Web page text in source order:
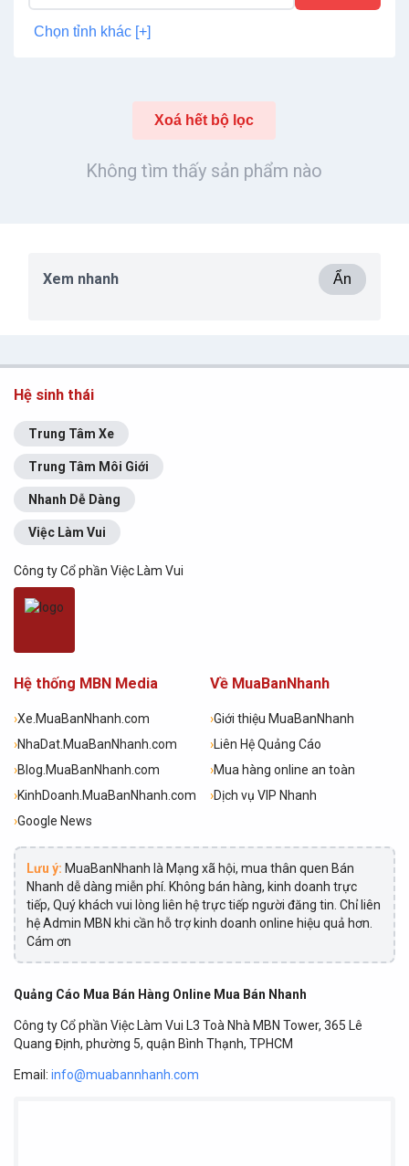
Chọn tỉnh khác [+]
Xoá hết bộ lọc
Không tìm thấy sản phẩm nào
Xem nhanh Ẩn
Hệ sinh thái
Trung Tâm Xe
Trung Tâm Môi Giới
Nhanh Dễ Dàng
Việc Làm Vui
Công ty Cổ phần Việc Làm Vui
Hệ thống MBN Media
›Xe.MuaBanNhanh.com
›NhaDat.MuaBanNhanh.com
›Blog.MuaBanNhanh.com
›KinhDoanh.MuaBanNhanh.com
›Google News
Về MuaBanNhanh
›Giới thiệu MuaBanNhanh
›Liên Hệ Quảng Cáo
›Mua hàng online an toàn
›Dịch vụ VIP Nhanh
Lưu ý: MuaBanNhanh là Mạng xã hội, mua thân quen Bán
Nhanh dễ dàng miễn phí. Không bán hàng, kinh doanh trực
tiếp, Quý khách vui lòng liên hệ trực tiếp người đăng tin. Chỉ liên
hệ Admin MBN khi cần hỗ trợ kinh doanh online hiệu quả hơn.
Cám ơn
Quảng Cáo Mua Bán Hàng Online Mua Bán Nhanh
Công ty Cổ phần Việc Làm Vui L3 Toà Nhà MBN Tower, 365 Lê
Quang Định, phường 5, quận Bình Thạnh, TPHCM
Email: info@muabannhanh.com